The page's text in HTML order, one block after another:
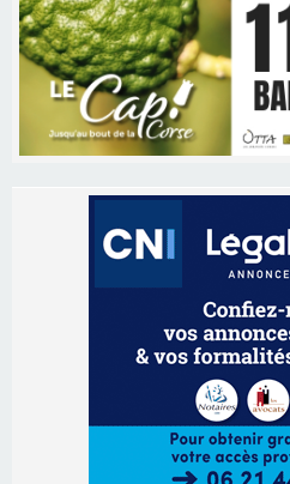
Les brèves
Ucciani – Marché des
Corte – L’association A
projection sous les